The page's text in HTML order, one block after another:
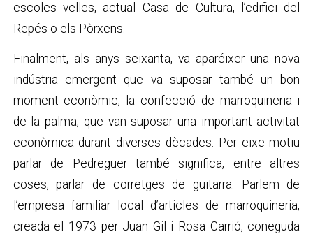
escoles velles, actual Casa de Cultura, l’edifici del
Repés o els Pòrxens.
Finalment, als anys seixanta, va aparéixer una nova
indústria emergent que va suposar també un bon
moment econòmic, la confecció de marroquineria i
de la palma, que van suposar una important activitat
econòmica durant diverses dècades. Per eixe motiu
parlar de Pedreguer també significa, entre altres
coses, parlar de corretges de guitarra. Parlem de
l’empresa familiar local d’articles de marroquineria,
creada el 1973 per Juan Gil i Rosa Carrió, coneguda